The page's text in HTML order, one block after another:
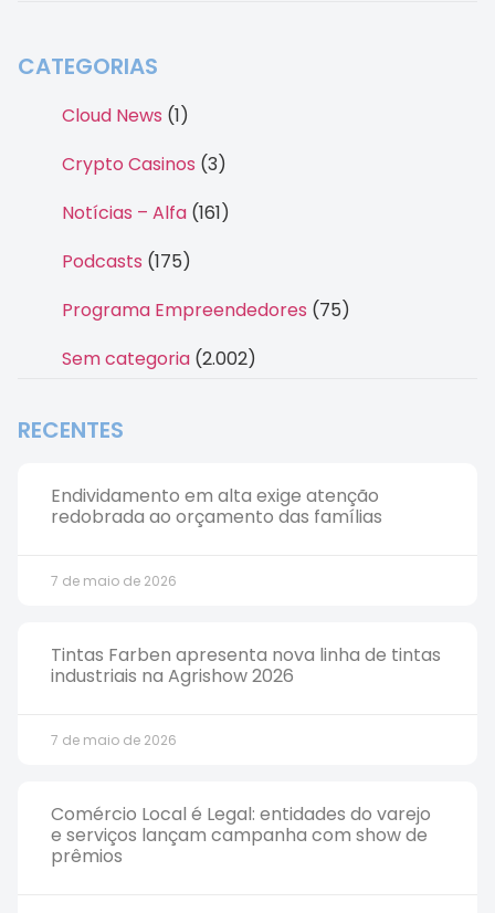
CATEGORIAS
Cloud News (1)
Crypto Casinos (3)
Notícias – Alfa (161)
Podcasts (175)
Programa Empreendedores (75)
Sem categoria (2.002)
RECENTES
Endividamento em alta exige atenção
redobrada ao orçamento das famílias
7 de maio de 2026
Tintas Farben apresenta nova linha de tintas
industriais na Agrishow 2026
7 de maio de 2026
Comércio Local é Legal: entidades do varejo
e serviços lançam campanha com show de
prêmios